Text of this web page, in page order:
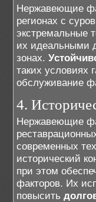
Нержавеющие
регионах с
экстремальные
их идеальными
зонах.
таких условиях
обслуживание
4.
Нержавеющие
современных
исторический
при этом
факторов. Их
повысить